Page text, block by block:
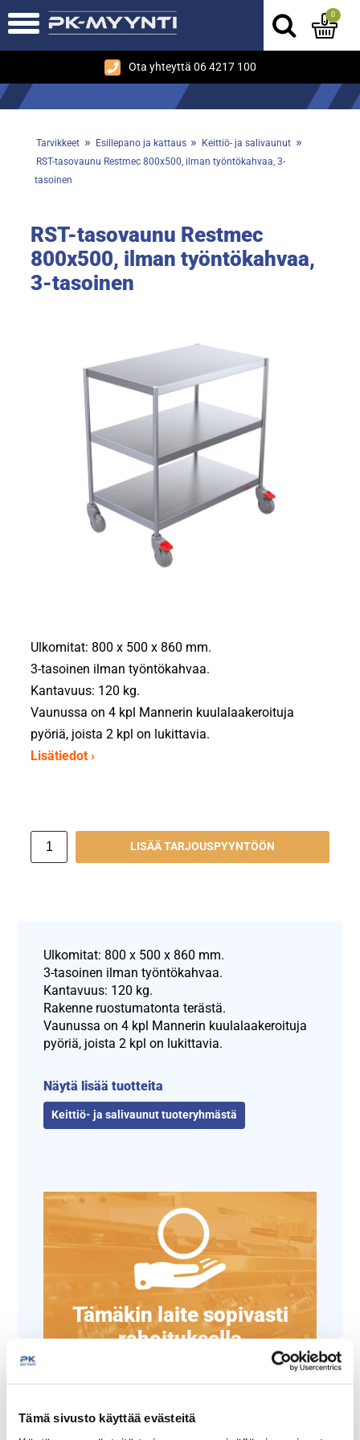
Tämä sivusto käyttää evästeitä
Ota yhteyttä 06 4217 100
0
Tarvikkeet » Esillepano ja kattaus » Keittiö- ja salivaunut »
RST-tasovaunu Restmec 800x500, ilman työntökahvaa, 3-
tasoinen
RST-tasovaunu Restmec
800x500, ilman työntökahvaa,
3-tasoinen
Ulkomitat: 800 x 500 x 860 mm.
3-tasoinen ilman työntökahvaa.
Kantavuus: 120 kg.
Vaunussa on 4 kpl Mannerin kuulalaakeroituja
pyöriä, joista 2 kpl on lukittavia.
Lisätiedot ›
LISÄÄ TARJOUSPYYNTÖÖN
Ulkomitat: 800 x 500 x 860 mm.
3-tasoinen ilman työntökahvaa.
Kantavuus: 120 kg.
Rakenne ruostumatonta terästä.
Vaunussa on 4 kpl Mannerin kuulalaakeroituja
pyöriä, joista 2 kpl on lukittavia.
Näytä lisää tuotteita
Keittiö- ja salivaunut tuoteryhmästä
Tämäkin laite sopivasti
rahoituksella